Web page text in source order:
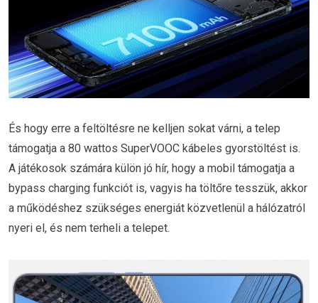
És hogy erre a feltöltésre ne kelljen sokat várni, a telep
támogatja a 80 wattos SuperVOOC kábeles gyorstöltést is.
A játékosok számára külön jó hír, hogy a mobil támogatja a
bypass charging funkciót is, vagyis ha töltőre tesszük, akkor
a működéshez szükséges energiát közvetlenül a hálózatról
nyeri el, és nem terheli a telepet.